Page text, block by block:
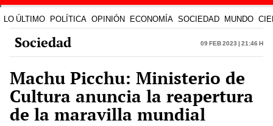
LO ÚLTIMO POLÍTICA OPINIÓN ECONOMÍA SOCIEDAD MUNDO
Sociedad 09 Feb 2023 | 21:46 h
Machu Picchu: Ministerio de
Cultura anuncia la reapertura
de la maravilla mundial